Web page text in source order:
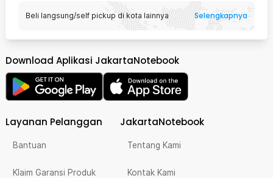
Beli langsung/self pickup di kota lainnya Selengkapnya
Download Aplikasi JakartaNotebook
Layanan Pelanggan
Bantuan
Klaim Garansi Produk
JakartaNotebook
Tentang Kami
Kontak Kami